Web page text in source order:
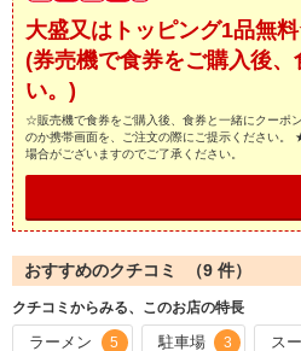
大盛又はトッピング1品無
(券売機で食券をご購入後
い。)
☆販売機で食券をご購入後、食券と一緒にクーポ
のか携帯画面を、ご注文の際にご提示ください
場合がございますのでご了承ください。
おすすめのクチコミ （9 件）
クチコミからみる、このお店の特長
ラーメン 5 駐車場 3 ス